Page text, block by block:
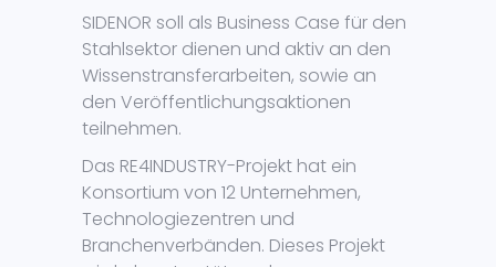
SIDENOR soll als Business Case für den
Stahlsektor dienen und aktiv an den
Wissenstransferarbeiten, sowie an
den Veröffentlichungsaktionen
teilnehmen.
Das RE4INDUSTRY-Projekt hat ein
Konsortium von 12 Unternehmen,
Technologiezentren und
Branchenverbänden. Dieses Projekt